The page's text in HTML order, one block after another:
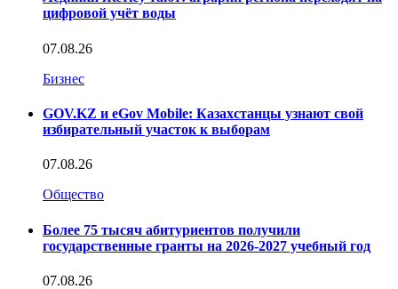
цифровой учёт воды
07.08.26
Бизнес
GOV.KZ и eGov Mobile: Казахстанцы узнают свой
избирательный участок к выборам
07.08.26
Общество
Более 75 тысяч абитуриентов получили
государственные гранты на 2026-2027 учебный год
07.08.26